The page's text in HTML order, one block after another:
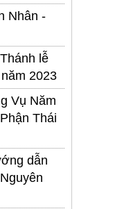
Nhân -
lễ
2023
Vụ Năm
Thái
dẫn